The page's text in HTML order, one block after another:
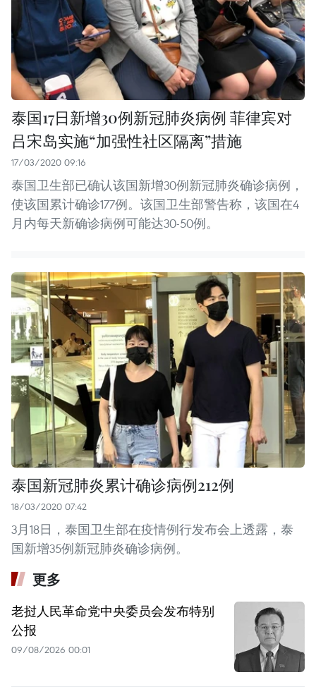
泰国17日新增30例新冠肺炎病例 菲律宾对
吕宋岛实施“加强性社区隔离”措施
17/03/2020 09:16
泰国卫生部已确认该国新增30例新冠肺炎确诊病例，
使该国累计确诊177例。该国卫生部警告称，该国在4
月内每天新确诊病例可能达30-50例。
泰国新冠肺炎累计确诊病例212例
18/03/2020 07:42
3月18日，泰国卫生部在疫情例行发布会上透露，泰
国新增35例新冠肺炎确诊病例。
更多
老挝人民革命党中央委员会发布特别
公报
09/08/2026 00:01